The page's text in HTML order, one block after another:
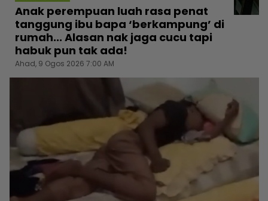
Anak perempuan luah rasa penat
tanggung ibu bapa ‘berkampung’ di
rumah... Alasan nak jaga cucu tapi
habuk pun tak ada!
Ahad, 9 Ogos 2026 7:00 AM